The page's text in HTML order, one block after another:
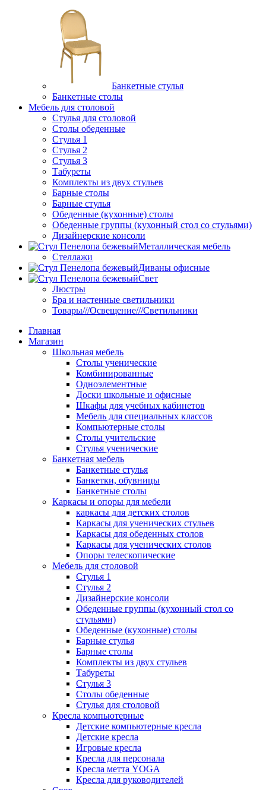
Банкетные стулья
Банкетные столы
Мебель для столовой
Стулья для столовой
Столы обеденные
Стулья 1
Стулья 2
Стулья 3
Табуреты
Комплекты из двух стульев
Барные столы
Барные стулья
Обеденные (кухонные) столы
Обеденные группы (кухонный стол со стульями)
Дизайнерские консоли
Металлическая мебель
Стеллажи
Диваны офисные
Свет
Люстры
Бра и настенные светильники
Товары///Освещение///Светильники
Главная
Магазин
Школьная мебель
Столы ученические
Комбинированные
Одноэлементные
Доски школьные и офисные
Шкафы для учебных кабинетов
Мебель для специальных классов
Компьютерные столы
Столы учительские
Стулья ученические
Банкетная мебель
Банкетные стулья
Банкетки, обувницы
Банкетные столы
Каркасы и опоры для мебели
каркасы для детских столов
Каркасы для ученических стульев
Каркасы для обеденных столов
Каркасы для ученических столов
Опоры телескопические
Мебель для столовой
Стулья 1
Стулья 2
Дизайнерские консоли
Обеденные группы (кухонный стол со
стульями)
Обеденные (кухонные) столы
Барные стулья
Барные столы
Комплекты из двух стульев
Табуреты
Стулья 3
Столы обеденные
Стулья для столовой
Кресла компьютерные
Детские компьютерные кресла
Детские кресла
Игровые кресла
Кресла для персонала
Кресла метта YOGA
Кресла для руководителей